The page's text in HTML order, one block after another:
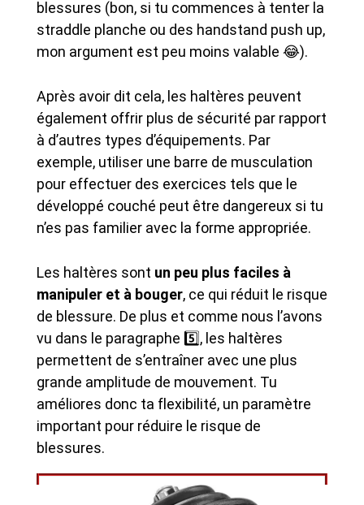
blessures (bon, si tu commences à tenter la
straddle planche ou des handstand push up,
mon argument est peu moins valable 😂).
Après avoir dit cela, les haltères peuvent
également offrir plus de sécurité par rapport
à d’autres types d’équipements. Par
exemple, utiliser une barre de musculation
pour effectuer des exercices tels que le
développé couché peut être dangereux si tu
n’es pas familier avec la forme appropriée.
Les haltères sont un peu plus faciles à
manipuler et à bouger, ce qui réduit le risque
de blessure. De plus et comme nous l’avons
vu dans le paragraphe 5️⃣, les haltères
permettent de s’entraîner avec une plus
grande amplitude de mouvement. Tu
améliores donc ta flexibilité, un paramètre
important pour réduire le risque de
blessures.